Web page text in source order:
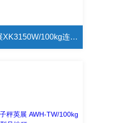
100kg/10g 英展XK3150W/100kg连接PLC通讯电子秤